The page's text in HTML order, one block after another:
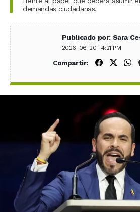
demandas ciudadanas.
Publicado por: Sara
2026-06-20 | 4:21 PM
Compartir: Compartir